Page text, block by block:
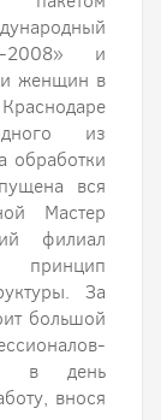
2008» и
женщин в
из
обработки
вся
Мастер
филиал
принцип
За
большой
в день
внося